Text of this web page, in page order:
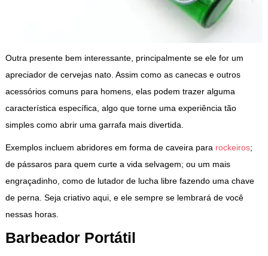
Outra presente bem interessante, principalmente se ele for um
apreciador de cervejas nato. Assim como as canecas e outros
acessórios comuns para homens, elas podem trazer alguma
característica específica, algo que torne uma experiência tão
simples como abrir uma garrafa mais divertida.
Exemplos incluem abridores em forma de caveira para rockeiros;
de pássaros para quem curte a vida selvagem; ou um mais
engraçadinho, como de lutador de lucha libre fazendo uma chave
de perna. Seja criativo aqui, e ele sempre se lembrará de você
nessas horas.
Barbeador Portátil